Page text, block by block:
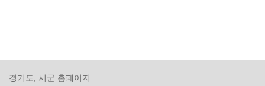
경기도, 시군 홈페이지